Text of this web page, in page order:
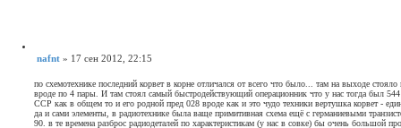
к
а
я
и
н
и
а
т
а
о
б
щ
nafnt » 17 сен 2012, 22:15
по схемотехнике последний корвет в корне отличался от всего что было... там на выходе
вроде по 4 пары. И там стоял самый быстродействующий операционник что у нас тогда был
ССР как в общем то и его родной пред 028 вроде как и это чудо техники вертушка корвет -
да и сами элементы, в радиотехнике была ваще примитивная схема ещё с германиевыми
90. в те времена разброс радиодеталей по характеристикам (у нас в совке) бы очень большой